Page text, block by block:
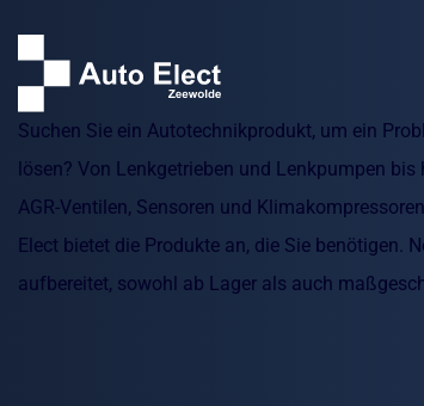
Suchen Sie ein Autotechnikprodukt, um ein
lösen? Von Lenkgetrieben und Lenkpumpen bis
AGR-Ventilen, Sensoren und
Elect bietet die Produkte an, die Sie benötigen.
aufbereitet, sowohl ab Lager als auch